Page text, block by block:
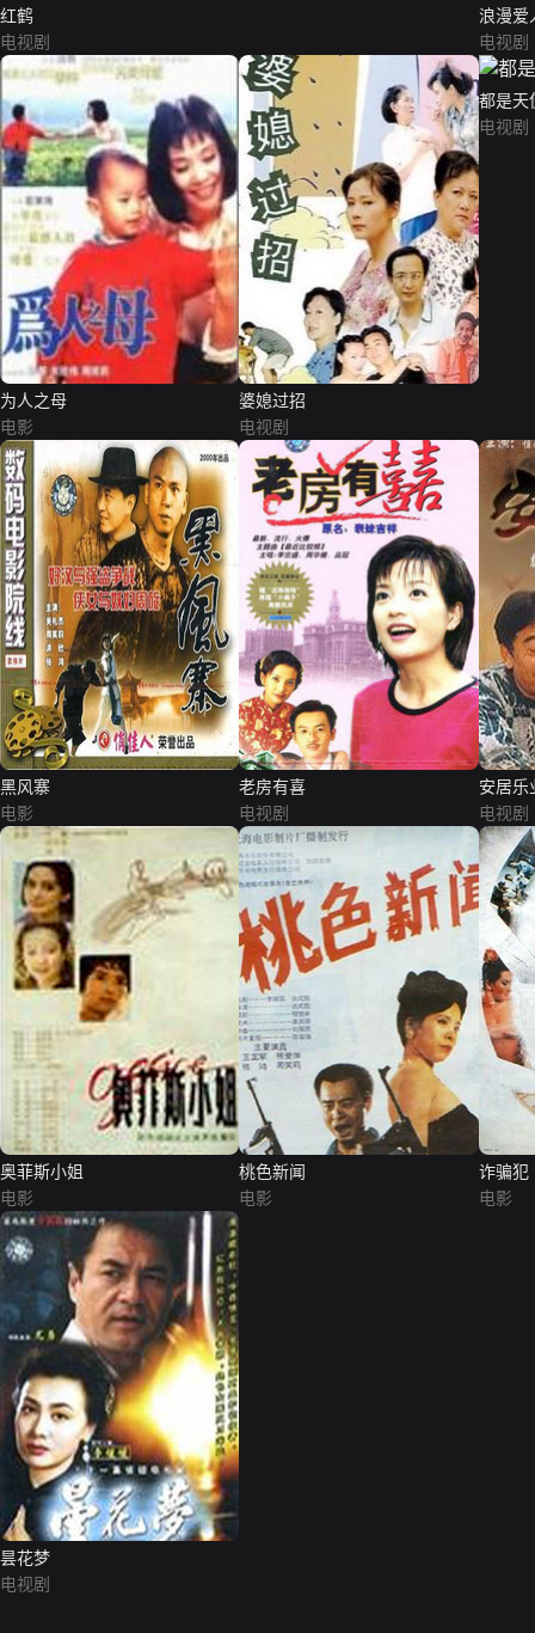
红鹤
电视剧
浪漫爱
电视剧
为人之母
电影
婆媳过招
电视剧
都是天
电视剧
黑风寨
电影
老房有喜
电视剧
安居乐
电视剧
奥菲斯小姐
电影
桃色新闻
电影
诈骗犯
电影
昙花梦
电视剧